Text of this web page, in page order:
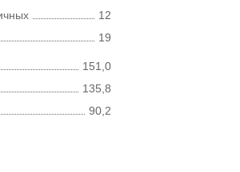
12
19
151,0
135,8
90,2